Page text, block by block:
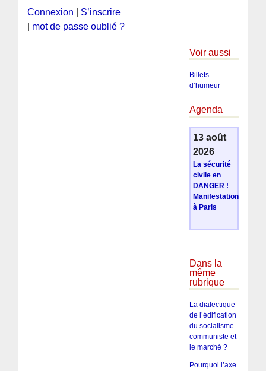
Connexion
S’inscrire
mot de passe oublié ?
Voir aussi
Billets
d’humeur
Agenda
13 août
2026
La sécurité
civile en
DANGER !
Manifestation
à Paris
Dans la
même
rubrique
La dialectique
de l’édification
du socialisme
communiste et
le marché ?
Pourquoi l’axe